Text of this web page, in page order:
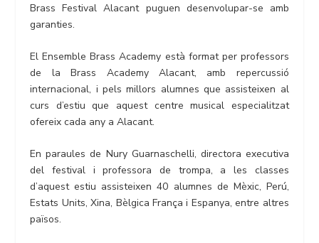
Brass Festival Alacant puguen desenvolupar-se amb
garanties.
El Ensemble Brass Academy està format per professors
de la Brass Academy Alacant, amb repercussió
internacional, i pels millors alumnes que assisteixen al
curs d’estiu que aquest centre musical especialitzat
ofereix cada any a Alacant.
En paraules de Nury Guarnaschelli, directora executiva
del festival i professora de trompa, a les classes
d’aquest estiu assisteixen 40 alumnes de Mèxic, Perú,
Estats Units, Xina, Bèlgica França i Espanya, entre altres
països.